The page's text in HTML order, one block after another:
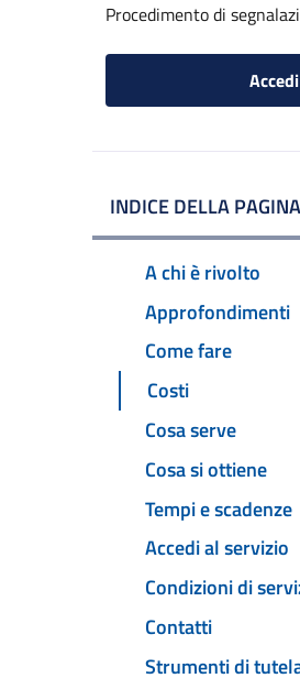
Procedimento di
INDICE DELLA PAGINA
A chi è rivolto
Approfondimenti
Come fare
Costi
Cosa serve
Cosa si ottiene
Tempi e scadenze
Accedi al servizio
Condizioni di
Contatti
Strumenti di